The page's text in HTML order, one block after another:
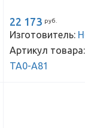
22 173 руб.
Изготовитель:
Артикул товара:
TA0-A81